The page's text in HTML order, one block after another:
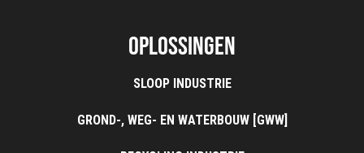
Oplossingen
SLOOP INDUSTRIE
GROND-, WEG- EN WATERBOUW [GWW]